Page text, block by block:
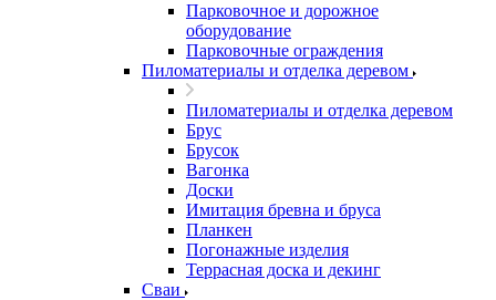
Парковочное и дорожное
оборудование
Парковочные ограждения
Пиломатериалы и отделка деревом
Пиломатериалы и отделка деревом
Брус
Брусок
Вагонка
Доски
Имитация бревна и бруса
Планкен
Погонажные изделия
Террасная доска и декинг
Сваи